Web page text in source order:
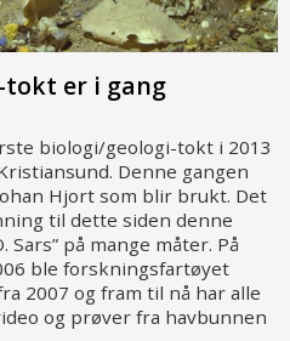
er i gang
biologi/geologi-tokt i 2013
Denne gangen
Hjort som blir brukt. Det
til dette siden denne
Sars” på mange måter. På
ble forskningsfartøyet
2007 og fram til nå har alle
og prøver fra havbunnen